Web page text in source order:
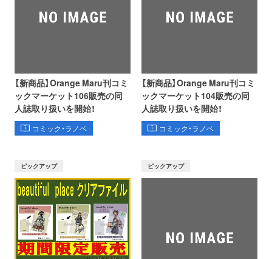
【新商品】Orange Maru刊コミ
ックマーケット106販売の同
人誌取り扱いを開始！
コミック・ラノベ
【新商品】Orange Maru刊コミ
ックマーケット104販売の同
人誌取り扱いを開始！
コミック・ラノベ
ピックアップ ピックアップ